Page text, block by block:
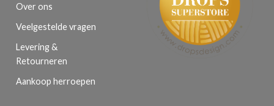
Over ons
Veelgestelde vragen
Levering &
Retourneren
Aankoop herroepen